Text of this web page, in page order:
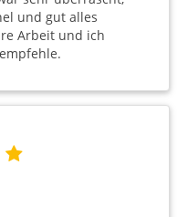
und gut alles
Arbeit und ich